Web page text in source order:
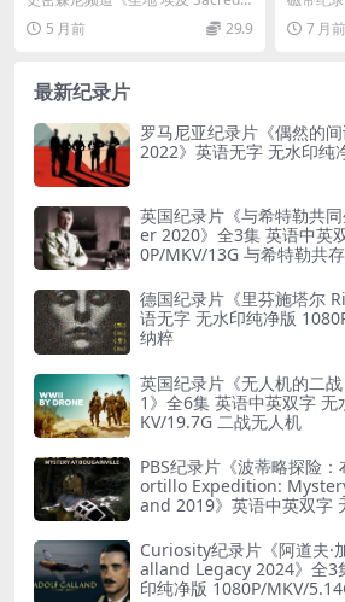
英字 720P高清 古埃及文明纪
录片
ites Egypt 2016》（英语...
5 月前 29.9
ary
官方纯
纪录片
n... 7 月前
最新纪录片
罗马尼亚纪录片《偶然的
2022》英语无字 无水印纯
英国纪录片《与希特勒共
er 2020》全3集 英语中英
0P/MKV/13G 与希特勒共存
德国纪录片《里芬施塔尔
语无字 无水印纯净版
纳粹
英国纪录片《无人机的二
1》全6集 英语中英双字
KV/19.7G 二战无人机
PBS纪录片《波蒂略探险
ortillo Expedition:
and 2019》英语中英双字
Curiosity纪录片《阿道夫·
alland Legacy 2024》全3
印纯净版 1080P/MKV/